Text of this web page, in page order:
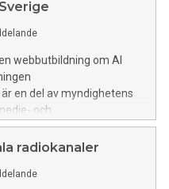
webbutbildning om AI
en del av myndighetens
och
befolkningen.
radiokanaler